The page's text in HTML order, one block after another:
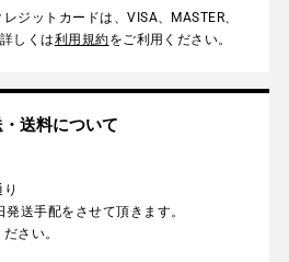
ジットカードは、VISA、MASTER、
しくは利用規約をご利用ください。
送料について
り
送手配をさせて頂きます。
さい。